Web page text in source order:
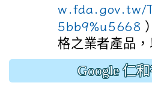
w.fda.gov.tw/
5bb9%u5668
格之業者產品
Google 仁